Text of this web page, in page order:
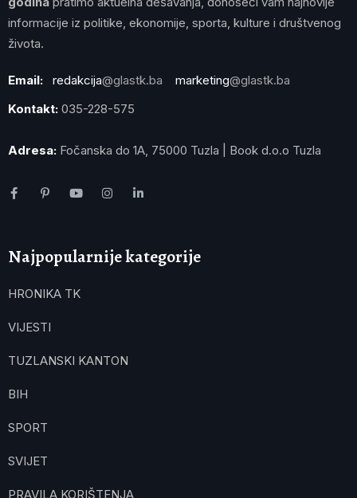
informacije iz politike, ekonomije, sporta, kulture i društvenog
života.
Email: redakcija@glastk.ba marketing@glastk.ba
Kontakt: 035-228-575
Adresa: Fočanska do 1A, 75000 Tuzla | Book d.o.o Tuzla
Najpopularnije kategorije
HRONIKA TK
VIJESTI
TUZLANSKI KANTON
BIH
SPORT
SVIJET
PRAVILA KORIŠTENJA